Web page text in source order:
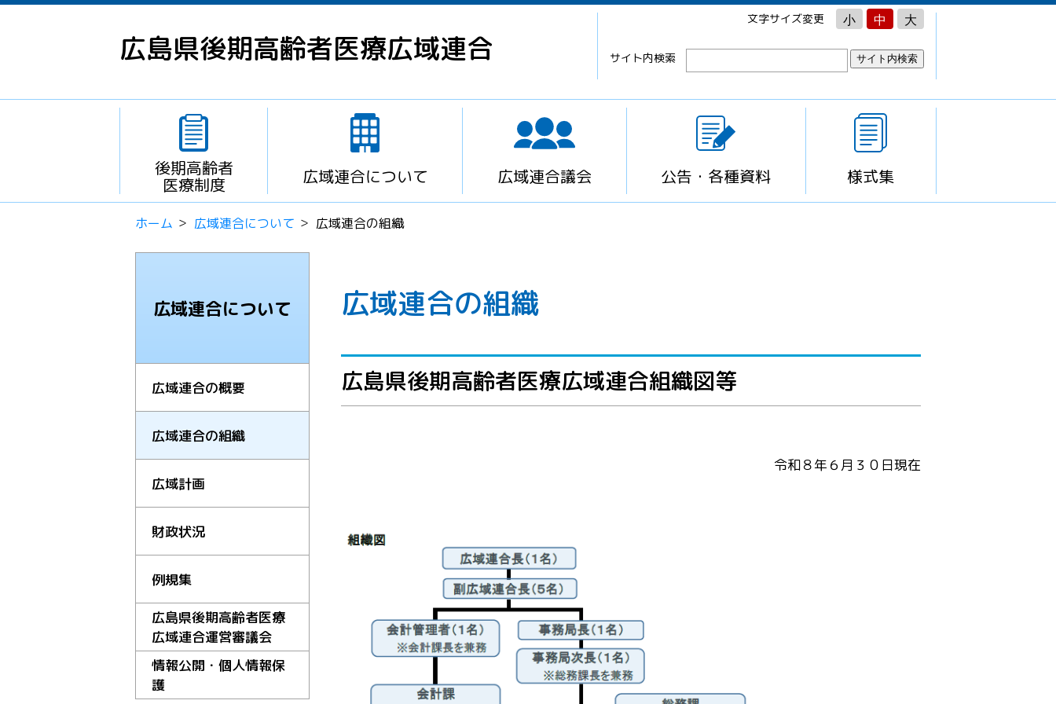
広島県後期高齢者医療広域連合
文字サイズ変更 小 中 大
サイト内検索
後期高齢者
医療制度 広域連合について 広域連合議会 公告・各種資料 様式集
ホーム 広域連合について 広域連合の組織
広域連合について
広域連合の概要
広域連合の組織
広域計画
財政状況
例規集
広島県後期高齢者医療
広域連合運営審議会
情報公開・個人情報保
護
広域連合の組織
広島県後期高齢者医療広域連合組織図等
令和８年６月３０日現在